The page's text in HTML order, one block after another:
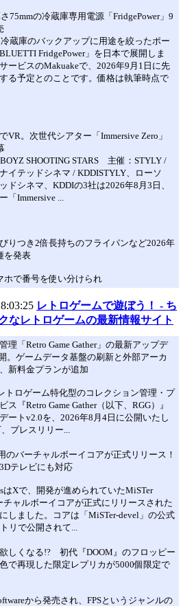
75mmの冷蔵庫専用電源「FridgePower」9
蔵庫のバックアップに用途を絞ったポー
FridgePower」を日本で展開しま
ービスのMakuakeで、2026年9月1日に先
る予定とのことです。価格は執筆時点で
VR。次世代シアター「Immersive Zero」
SHOOTING STARS 主催：STYLY /
イテッドシネマ / KDDISTYLY、ローソ
ドシネマ、KDDIの3社は2026年8月3日、
「Immersive ...
りつき2倍長持ちのフライパンなど2026年
を発表
ホで番号を使い分けられ
レトロゲームで遊ぼう！ - ち
なレトロゲームの最新情報サイト
理「Retro Game Gather」の最新アップデ
。ゲームデータ基盤の刷新と外部アーカ
新料金プランが追加
トロゲーム特化型のコレクション管理・プ
ス『Retro Game Gather（以下、RGG）』
ートv2.0を、2026年8月4日に公開いたし
プレスリリー...
のバーチャルボーイコアが正式リリース！
テレビにも対応
はXで、開発が進められていたMiSTer
チャルボーイコアが正式にリリースされた
しました。コアは「MiSTer-devel」の公式
リで公開されて...
しくなる!? 初代『DOOM』のフロッピー
で再現した限定レプリカが5000個限定で
から発売され、FPSというジャンルの